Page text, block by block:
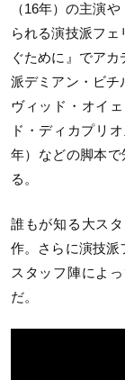
（16年）の主演や
られる演技派フェ
ぐために』でアカ
派デミアン・ビチ
ヴィッド・オイ
ド・ディカプリ
年）などの脚本で
る。
誰もが知る大ス
作。さらに演技派
スタッフ陣によ
だ。